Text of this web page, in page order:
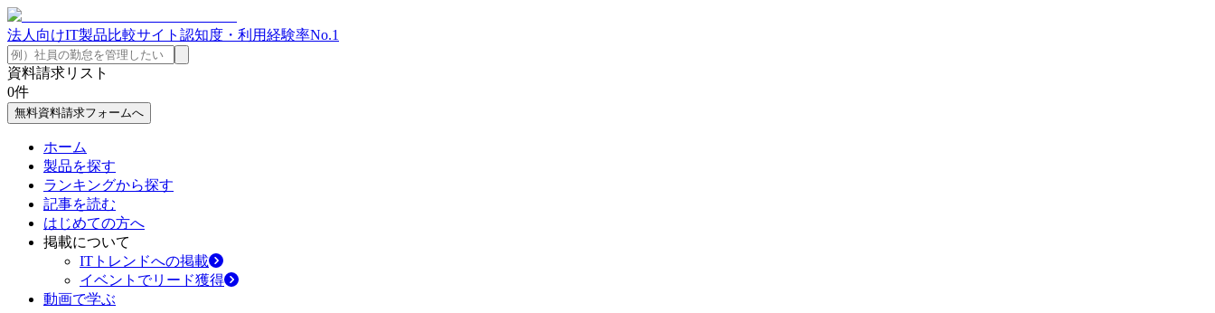
法人向けIT製品比較サイト 認知度・利用経験率No.1
資料請求リスト
0件
無料資料請求フォームへ
ホーム
製品を探す
ランキングから探す
記事を読む
はじめての方へ
掲載について
ITトレンドへの掲載
イベントでリード獲得
動画で学ぶ